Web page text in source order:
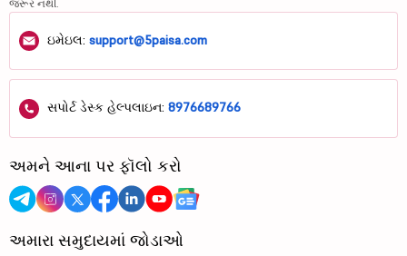
જરૂર નથી.
ઇમેઇલ: support@5paisa.com
સપોર્ટ ડેસ્ક હેલ્પલાઇન: 8976689766
અમને આના પર ફૉલો કરો
અમારા સમુદાયમાં જોડાઓ